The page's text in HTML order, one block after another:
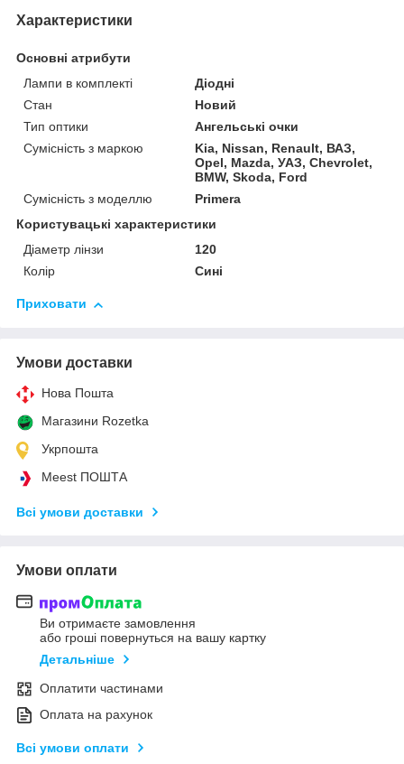
Характеристики
Основні атрибути
Лампи в комплекті
Діодні
Стан
Новий
Тип оптики
Ангельські очки
Сумісність з маркою
Kia, Nissan, Renault, ВАЗ,
Opel, Mazda, УАЗ, Chevrolet,
BMW, Skoda, Ford
Сумісність з моделлю
Primera
Користувацькі характеристики
Діаметр лінзи
120
Колір
Сині
Приховати
Умови доставки
Нова Пошта
Магазини Rozetka
Укрпошта
Meest ПОШТА
Всі умови доставки
Умови оплати
Ви отримаєте замовлення
або гроші повернуться на вашу картку
Детальніше
Оплатити частинами
Оплата на рахунок
Всі умови оплати